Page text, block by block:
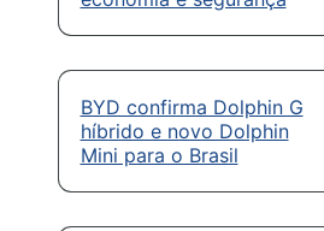
BYD confirma Dolphin G
híbrido e novo Dolphin
Mini para o Brasil